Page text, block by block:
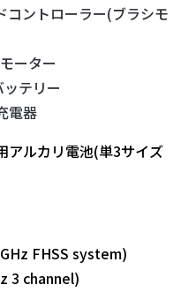
コントローラー(ブラシモ
ーター
テリー
電器
アルカリ電池(単3サイズ
FHSS system)
3 channel)